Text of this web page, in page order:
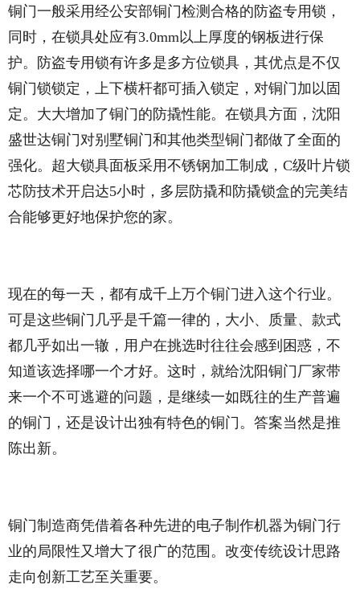
铜门一般采用经公安部铜门检测合格的防盗专用锁，
同时，在锁具处应有3.0mm以上厚度的钢板进行保
护。防盗专用锁有许多是多方位锁具，其优点是不仅
铜门锁锁定，上下横杆都可插入锁定，对铜门加以固
定。大大增加了铜门的防撬性能。在锁具方面，沈阳
盛世达铜门对别墅铜门和其他类型铜门都做了全面的
强化。超大锁具面板采用不锈钢加工制成，C级叶片锁
芯防技术开启达5小时，多层防撬和防撬锁盒的完美结
合能够更好地保护您的家。
现在的每一天，都有成千上万个铜门进入这个行业。
可是这些铜门几乎是千篇一律的，大小、质量、款式
都几乎如出一辙，用户在挑选时往往会感到困惑，不
知道该选择哪一个才好。这时，就给沈阳铜门厂家带
来一个不可逃避的问题，是继续一如既往的生产普遍
的铜门，还是设计出独有特色的铜门。答案当然是推
陈出新。
铜门制造商凭借着各种先进的电子制作机器为铜门行
业的局限性又增大了很广的范围。改变传统设计思路
走向创新工艺至关重要。